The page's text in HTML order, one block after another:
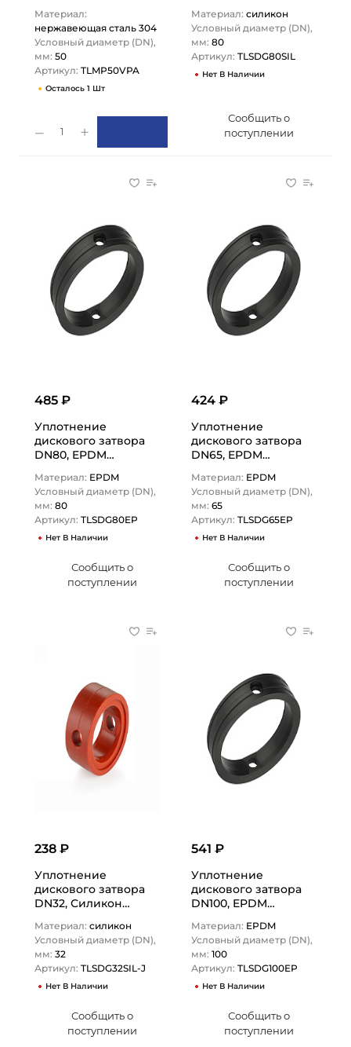
50, TLMP50VPA
TITAN…
Материал:
нержавеющая сталь 304
Условный диаметр (DN),
мм: 50
Артикул: TLMP50VPA
Осталось 1 Шт
1
TLSDG80SIL TITAN…
Материал: силикон
Условный диаметр (DN),
мм: 80
Артикул: TLSDG80SIL
Нет В Наличии
Сообщить о
поступлении
485 ₽
Уплотнение
дискового затвора
DN80, EPDM
TLSDG80EP TITAN…
Материал: EPDM
Условный диаметр (DN),
мм: 80
Артикул: TLSDG80EP
Нет В Наличии
Сообщить о
поступлении
424 ₽
Уплотнение
дискового затвора
DN65, EPDM
TLSDG65EP TITAN…
Материал: EPDM
Условный диаметр (DN),
мм: 65
Артикул: TLSDG65EP
Нет В Наличии
Сообщить о
поступлении
238 ₽
Уплотнение
дискового затвора
DN32, Силикон
TLSDG32SIL-J TITAN…
Материал: силикон
Условный диаметр (DN),
мм: 32
Артикул: TLSDG32SIL-J
Нет В Наличии
Сообщить о
поступлении
541 ₽
Уплотнение
дискового затвора
DN100, EPDM
TLSDG100EP TITAN…
Материал: EPDM
Условный диаметр (DN),
мм: 100
Артикул: TLSDG100EP
Нет В Наличии
Сообщить о
поступлении